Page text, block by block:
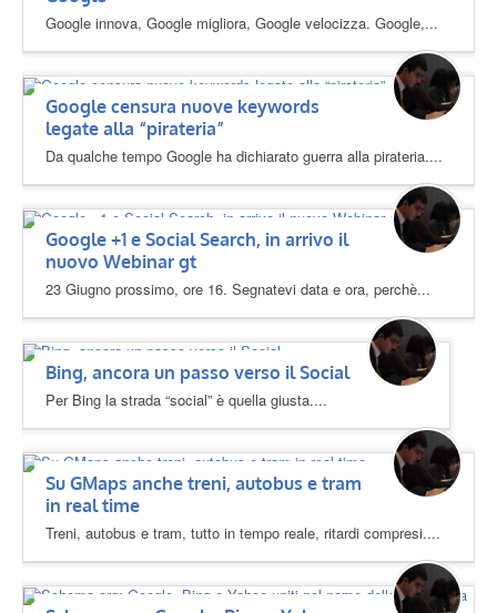
Google innova, Google migliora, Google velocizza. Google,...
Google censura nuove keywords
legate alla “pirateria”
Da qualche tempo Google ha dichiarato guerra alla pirateria....
Google +1 e Social Search, in arrivo il
nuovo Webinar gt
23 Giugno prossimo, ore 16. Segnatevi data e ora, perchè...
Bing, ancora un passo verso il Social
Per Bing la strada “social” è quella giusta....
Su GMaps anche treni, autobus e tram
in real time
Treni, autobus e tram, tutto in tempo reale, ritardi compresi....